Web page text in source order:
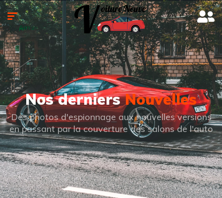
Nos derniersNouvelles
Des photos d'espionnage aux nouvelles versions
en passant par la couverture des salons de l'auto